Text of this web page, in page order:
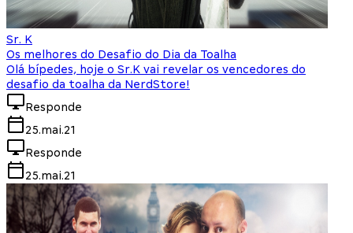
Sr. K
Os melhores do Desafio do Dia da Toalha
Olá bípedes, hoje o Sr.K vai revelar os vencedores do
desafio da toalha da NerdStore!
Responde
25.mai.21
Responde
25.mai.21